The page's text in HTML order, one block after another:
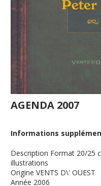
AGENDA 2007
Informations
Description Format 20/25
illustrations
Origine VENTS D\' OUEST
Année 2006